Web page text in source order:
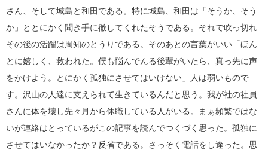
さん、そして城島と和田である。特に城島、和田は「そうか、そう
か」ととにかく聞き手に徹してくれたそうである。それで吹っ切れ
その後の活躍は周知のとうりである。そのあとの言葉がいい「ほん
とに嬉しく、救われた。僕も悩んでんる後輩がいたら、真っ先に声
をかけよう。とにかく孤独にさせてはいけない」人は弱いもので
す。沢山の人達に支えられて生きているんだと思う。我が社の社員
さんに体を壊し先々月から休職している人がいる。まぁ頻繁ではな
いが連絡はとっているがこの記事を読んでつくづく思った。孤独に
させてはいなかったか？反省である。さっそく電話をし逢った。思